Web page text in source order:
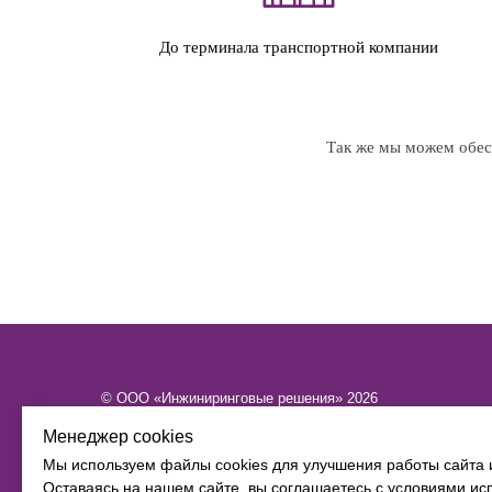
Менеджер cookies
Мы используем файлы cookies для улучшения работы сайта
Оставаясь на нашем сайте, вы соглашаетесь с условиями
До терминала транспортной компании
Так же мы можем
© ООО «Инжиниринговые решения» 2026
Политика конфиденциальности
Согласие на обработку персональных данных